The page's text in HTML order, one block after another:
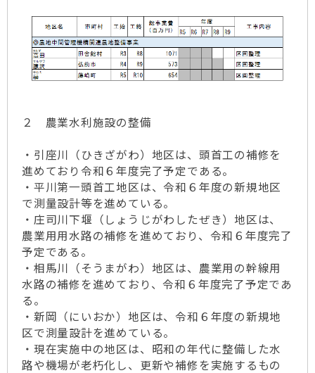
２ 農業水利施設の整備
・引座川（ひきざがわ）地区は、頭首工の補修を
進めており令和６年度完了予定である。
・平川第一頭首工地区は、令和６年度の新規地区
で測量設計等を進めている。
・庄司川下堰（しょうじがわしたぜき）地区は、
農業用用水路の補修を進めており、令和６年度完了
予定である。
・相馬川（そうまがわ）地区は、農業用の幹線用
水路の補修を進めており、令和６年度完了予定であ
る。
・新岡（にいおか）地区は、令和６年度の新規地
区で測量設計を進めている。
・現在実施中の地区は、昭和の年代に整備した水
路や機場が老朽化し、更新や補修を実施するもの